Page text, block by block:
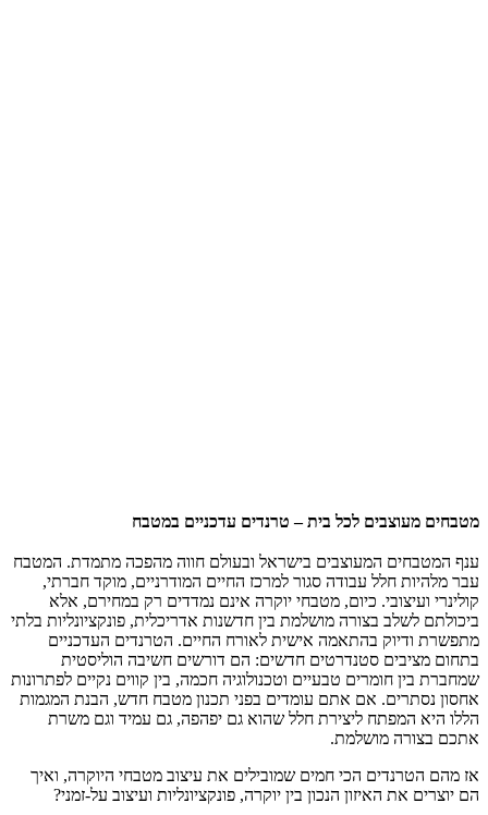
מטבחים מעוצבים לכל בית – טרנדים עדכניים במטבח
ענף המטבחים המעוצבים בישראל ובעולם חווה מהפכה מתמדת. המטבח
עבר מלהיות חלל עבודה סגור למרכז החיים המודרניים, מוקד חברתי,
קולינרי ועיצובי. כיום, מטבחי יוקרה אינם נמדדים רק במחירם, אלא
ביכולתם לשלב בצורה מושלמת בין חדשנות אדריכלית, פונקציונליות בלתי
מתפשרת ודיוק בהתאמה אישית לאורח החיים. הטרנדים העדכניים
בתחום מציבים סטנדרטים חדשים: הם דורשים חשיבה הוליסטית
שמחברת בין חומרים טבעיים וטכנולוגיה חכמה, בין קווים נקיים לפתרונות
אחסון נסתרים. אם אתם עומדים בפני תכנון מטבח חדש, הבנת המגמות
הללו היא המפתח ליצירת חלל שהוא גם יפהפה, גם עמיד וגם משרת
אתכם בצורה מושלמת.
אז מהם הטרנדים הכי חמים שמובילים את עיצוב מטבחי היוקרה, ואיך
הם יוצרים את האיזון הנכון בין יוקרה, פונקציונליות ועיצוב על-זמני?